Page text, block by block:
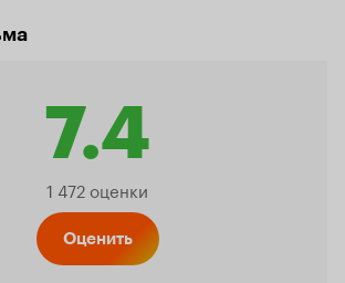
7.4
Рейтинг
1 472 оценки
Оценить